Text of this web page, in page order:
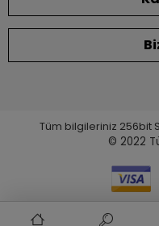
Tüm bilgileriniz 256bit
© 2022